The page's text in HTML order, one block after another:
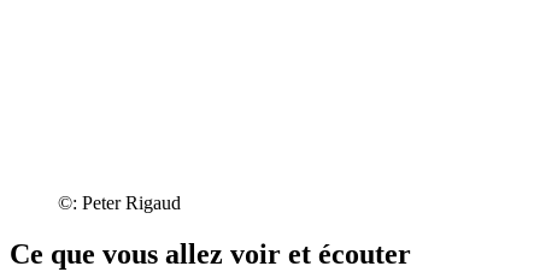
©: Peter Rigaud
Ce que vous allez voir et écouter